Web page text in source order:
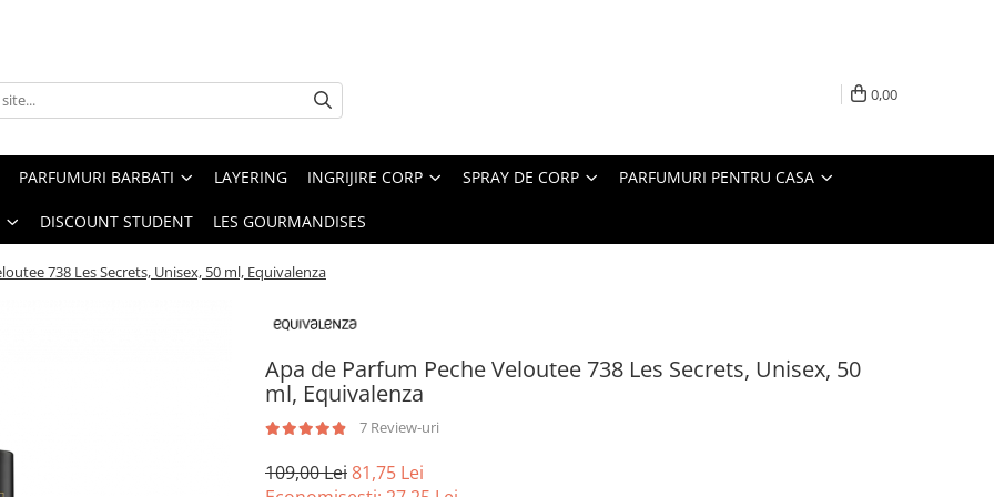
0,00
PARFUMURI BARBATI LAYERING INGRIJIRE CORP SPRAY DE CORP PARFUMURI PENTRU CASA
DISCOUNT STUDENT LES GOURMANDISES
738 Les Secrets, Unisex, 50 ml, Equivalenza
Apa de Parfum Peche Veloutee 738 Les Secrets, Unisex, 50
ml, Equivalenza
7 Review-uri
109,00 Lei81,75 Lei